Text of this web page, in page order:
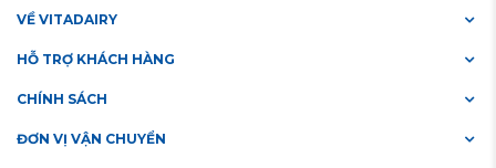
VỀ VITADAIRY
HỖ TRỢ KHÁCH HÀNG
CHÍNH SÁCH
ĐƠN VỊ VẬN CHUYỂN